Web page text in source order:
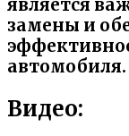
является
замены и
автомобиля.
Видео: